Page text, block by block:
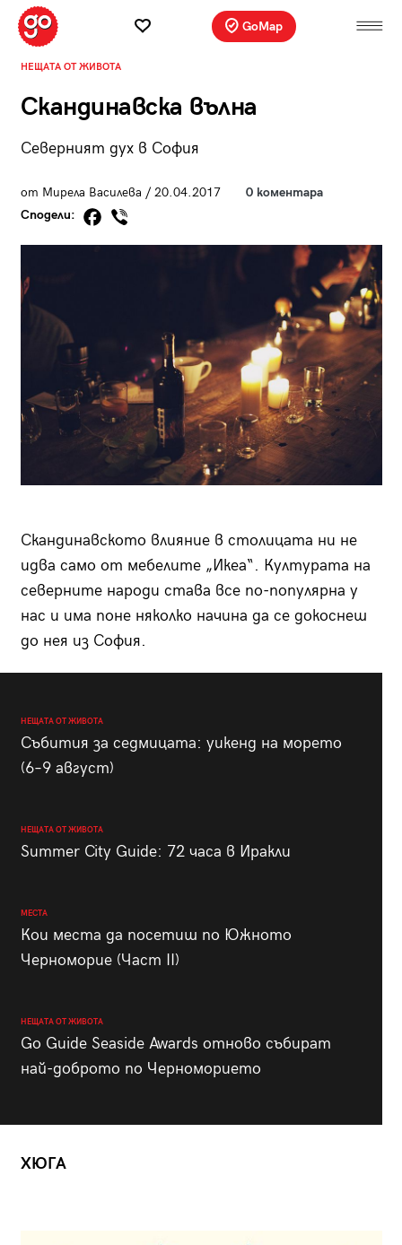
GoMap
НЕЩАТА ОТ ЖИВОТА
Скандинавска вълна
Северният дух в София
от Мирела Василева / 20.04.2017
0 коментара
Сподели:
Скандинавското влияние в столицата ни не
идва само от мебелите „Икеа“. Културата на
северните народи става все по-популярна у
нас и има поне няколко начина да се докоснеш
до нея из София.
НЕЩАТА ОТ ЖИВОТА
Събития за седмицата: уикенд на морето
(6–9 август)
НЕЩАТА ОТ ЖИВОТА
Summer City Guide: 72 часа в Иракли
МЕСТА
Кои места да посетиш по Южното
Черноморие (Част II)
НЕЩАТА ОТ ЖИВОТА
Go Guide Seaside Awards отново събират
най-доброто по Черноморието
ХЮГА